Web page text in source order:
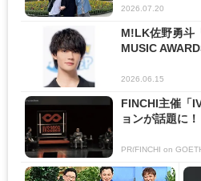
2026.07.20
M!LK佐野勇斗
MUSIC
2026.06.15
FINCHI主催「
ョンが話題に！
PR(FINCHI on